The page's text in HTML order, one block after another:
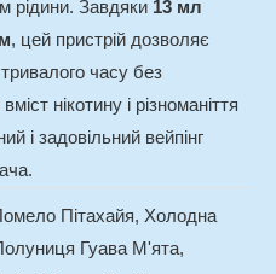
рідини. Завдяки 13 мл
, цей пристрій дозволяє
часу без
нікотину і різноманіття
і задовільний вейпінг
Пітахайя, Холодна
Гуава М'ята,